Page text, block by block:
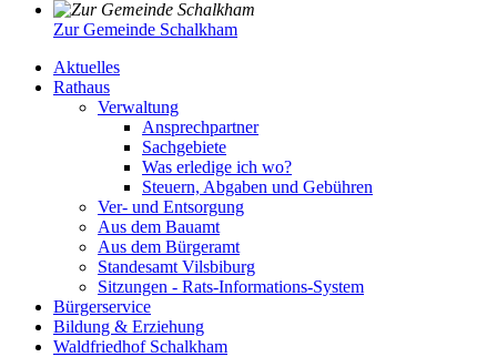
Zur Gemeinde Schalkham
Aktuelles
Rathaus
Verwaltung
Ansprechpartner
Sachgebiete
Was erledige ich wo?
Steuern, Abgaben und Gebühren
Ver- und Entsorgung
Aus dem Bauamt
Aus dem Bürgeramt
Standesamt Vilsbiburg
Sitzungen - Rats-Informations-System
Bürgerservice
Bildung & Erziehung
Waldfriedhof Schalkham